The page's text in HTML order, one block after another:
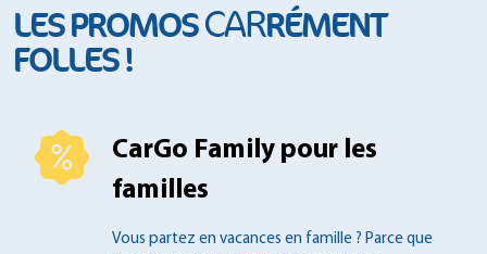
LES PROMOSCARRÉMENT
FOLLES !
CarGo Family pour les
familles
Vous partez en vacances en famille ? Parce que